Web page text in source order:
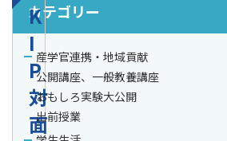
K
I
P
対
面
カテゴリー
産学官連携・地域貢献
公開講座、一般教養講座
おもしろ実験大公開
出前授業